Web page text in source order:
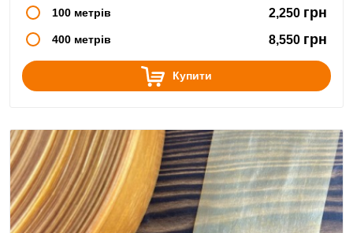
100 метрів 2,250 грн
400 метрів 8,550 грн
Купити